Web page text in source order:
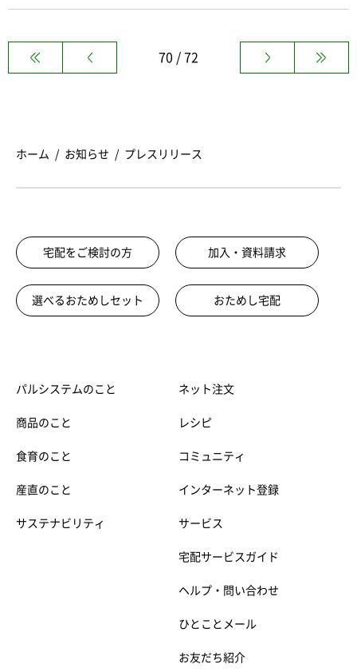
70 / 72
ホーム お知らせ プレスリリース
宅配をご検討の方 加入・資料請求
選べるおためしセット おためし宅配
パルシステムのこと
商品のこと
食育のこと
産直のこと
サステナビリティ
ネット注文
レシピ
コミュニティ
インターネット登録
サービス
宅配サービスガイド
ヘルプ・問い合わせ
ひとことメール
お友だち紹介